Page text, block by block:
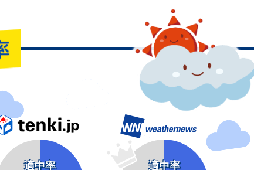
適中率 適中率